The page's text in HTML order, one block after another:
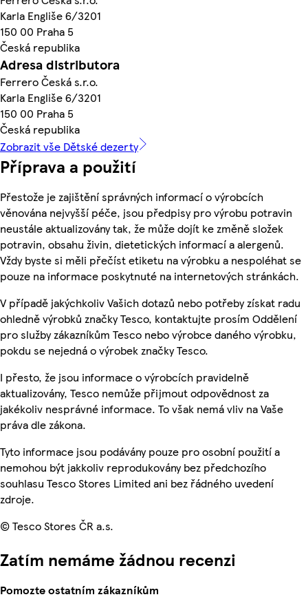
Karla Engliše 6/3201
150 00 Praha 5
Česká republika
Adresa distributora
Ferrero Česká s.r.o.
Karla Engliše 6/3201
150 00 Praha 5
Česká republika
Zobrazit vše Dětské dezerty
Příprava a použití
Přestože je zajištění správných informací o výrobcích
věnována nejvyšší péče, jsou předpisy pro výrobu potravin
neustále aktualizovány tak, že může dojít ke změně složek
potravin, obsahu živin, dietetických informací a alergenů.
Vždy byste si měli přečíst etiketu na výrobku a nespoléhat se
pouze na informace poskytnuté na internetových stránkách.
V případě jakýchkoliv Vašich dotazů nebo potřeby získat radu
ohledně výrobků značky Tesco, kontaktujte prosím Oddělení
pro služby zákazníkům Tesco nebo výrobce daného výrobku,
pokdu se nejedná o výrobek značky Tesco.
I přesto, že jsou informace o výrobcích pravidelně
aktualizovány, Tesco nemůže přijmout odpovědnost za
jakékoliv nesprávné informace. To však nemá vliv na Vaše
práva dle zákona.
Tyto informace jsou podávány pouze pro osobní použití a
nemohou být jakkoliv reprodukovány bez předchozího
souhlasu Tesco Stores Limited ani bez řádného uvedení
zdroje.
© Tesco Stores ČR a.s.
Zatím nemáme žádnou recenzi
Pomozte ostatním zákazníkům